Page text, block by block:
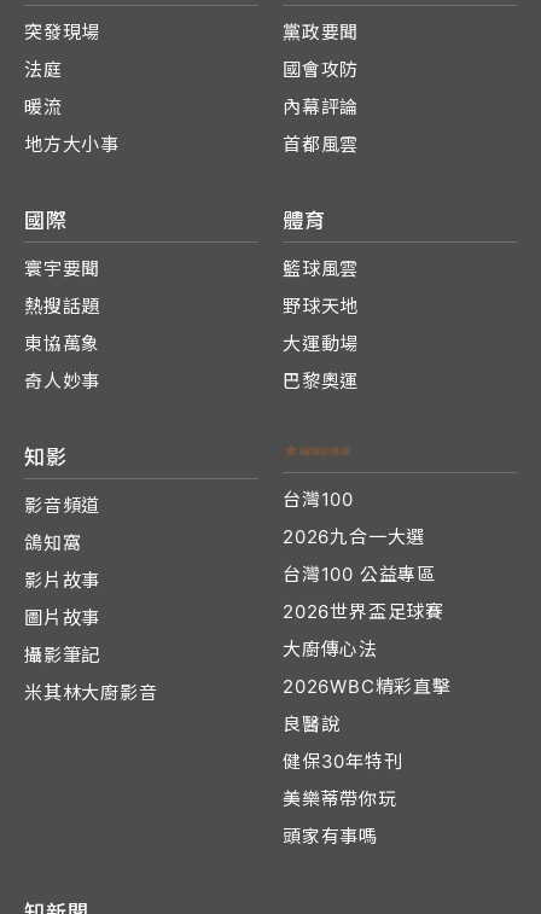
突發現場
法庭
暖流
地方大小事
黨政要聞
國會攻防
內幕評論
首都風雲
國際
寰宇要聞
熱搜話題
東協萬象
奇人妙事
體育
籃球風雲
野球天地
大運動場
巴黎奧運
知影
影音頻道
鴿知窩
影片故事
圖片故事
攝影筆記
米其林大廚影音
台灣100
2026九合一大選
台灣100 公益專區
2026世界盃足球賽
大廚傳心法
2026WBC精彩直擊
良醫說
健保30年特刊
美樂蒂帶你玩
頭家有事嗎